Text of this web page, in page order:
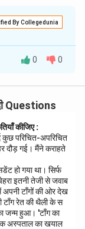
By Collegedunia
शिक्षा दी थी?
के कारण क्या था?
0 0
Questions
कीजिए :
परिचित-अपरिचित
गई। मैंने कराहते
हो गया था। सिर्फ
इतनी तेजी से जवाब
टाँगों की ओर देख
टाँग रेत की थैली के स
जन्म हुआ। 'टाँग का
अस्पताल का खयाल